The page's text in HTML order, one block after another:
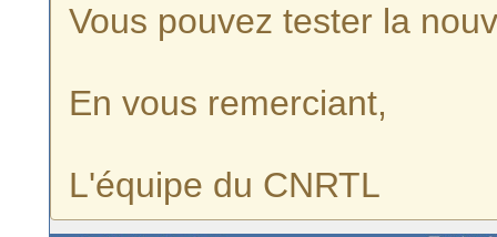
Vous pouvez tester la
En vous remerciant,
L'équipe du CNRTL